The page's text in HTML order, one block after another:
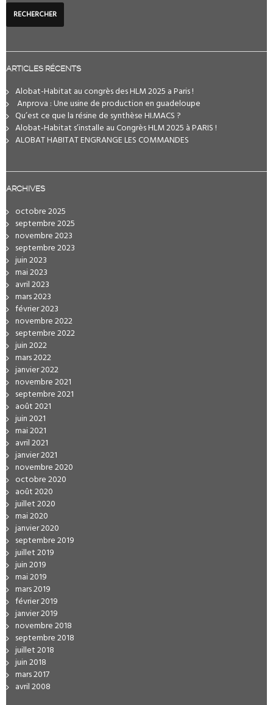
ARTICLES RÉCENTS
Alobat-Habitat au congrès des HLM 2025 a Paris !
️ Anprova : Une usine de production en guadeloupe
Qu’est ce que la résine de synthèse HI.MACS ?
Alobat-Habitat s’installe au Congrès HLM 2025 à PARIS !
ALOBAT HABITAT ENGRANGE LES COMMANDES
ARCHIVES
octobre 2025
septembre 2025
novembre 2023
septembre 2023
juin 2023
mai 2023
avril 2023
mars 2023
février 2023
novembre 2022
septembre 2022
juin 2022
mars 2022
janvier 2022
novembre 2021
septembre 2021
août 2021
juin 2021
mai 2021
avril 2021
janvier 2021
novembre 2020
octobre 2020
août 2020
juillet 2020
mai 2020
janvier 2020
septembre 2019
juillet 2019
juin 2019
mai 2019
mars 2019
février 2019
janvier 2019
novembre 2018
septembre 2018
juillet 2018
juin 2018
mars 2017
avril 2008